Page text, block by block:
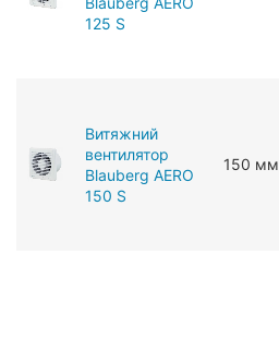
125 S
Витяжний
вентилятор
Blauberg AERO
150 S
150 мм